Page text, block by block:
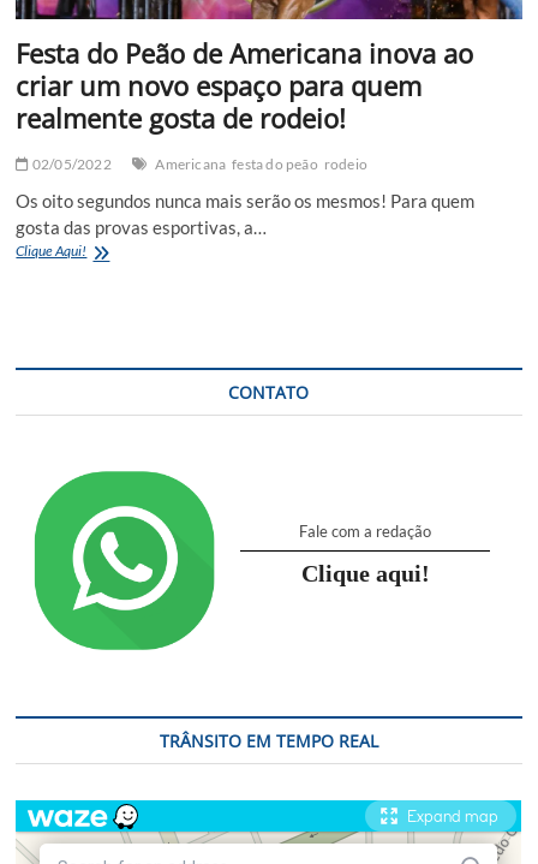
Festa do Peão de Americana inova ao
criar um novo espaço para quem
realmente gosta de rodeio!
02/05/2022 Americana festa do peão rodeio
Os oito segundos nunca mais serão os mesmos! Para quem
gosta das provas esportivas, a…
Clique Aqui! Festa
quem
realmente
gosta
de
rodeio!
CONTATO
Fale com a redação
Clique aqui!
TRÂNSITO EM TEMPO REAL